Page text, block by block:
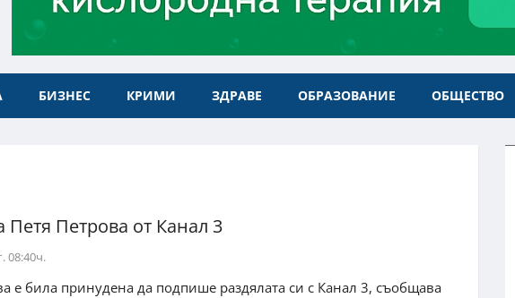
БИЗНЕС КРИМИ ЗДРАВЕ ОБРАЗОВАНИЕ ОБЩЕСТВО
Петя Петрова от Канал 3
08:40ч.
e била принудена да подпише раздялата си с Канал 3, съобщава